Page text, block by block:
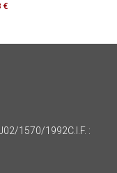
€
1570/1992C.I.F. :